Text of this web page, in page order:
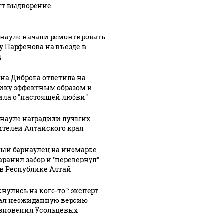
В Химках на
напали и
России: Европа?
выдворение
начали ремонтировать
Парфенова на въезде в
Диброва ответила на
эффектным образом и
о "настоящей любви"
наградили лучших
Алтайского края
барнаулец на иномарке
забор и "перевернул"
Республике Алтай
на кого-то": эксперт
неожиданную версию
Усольцевых